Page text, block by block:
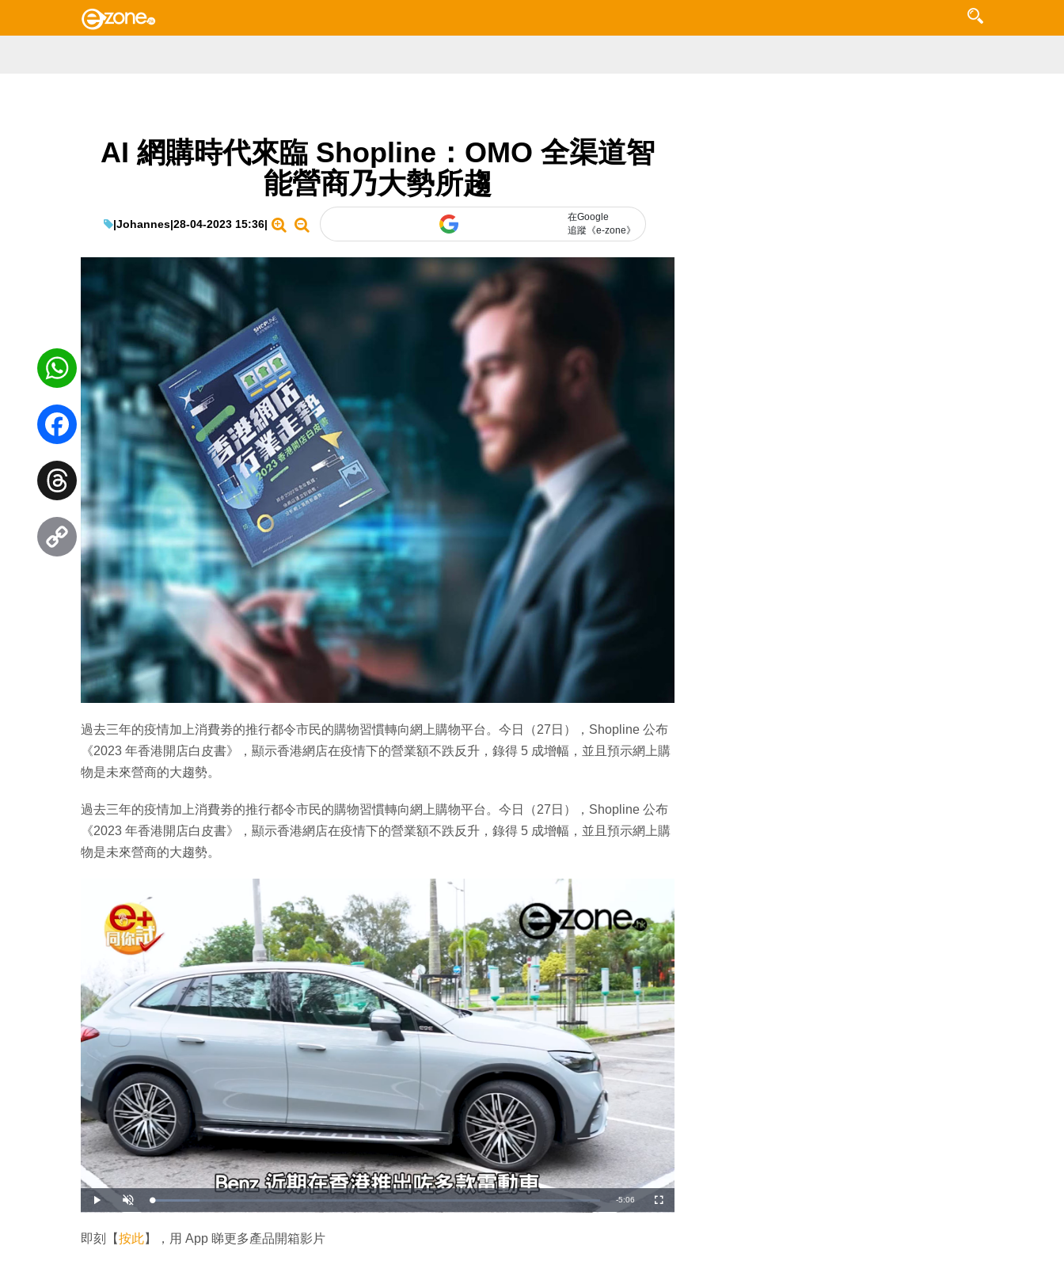
AI 網購時代來臨 Shopline：OMO 全渠道智
能營商乃大勢所趨
|Johannes|28-04-2023 15:36|
在Google
追蹤《e-zone》
過去三年的疫情加上消費劵的推行都令市民的購物習慣轉向網上購物平台。今日（27日），Shopline 公布
《2023 年香港開店白皮書》，顯示香港網店在疫情下的營業額不跌反升，錄得 5 成增幅，並且預示網上購
物是未來營商的大趨勢。
過去三年的疫情加上消費劵的推行都令市民的購物習慣轉向網上購物平台。今日（27日），Shopline 公布
《2023 年香港開店白皮書》，顯示香港網店在疫情下的營業額不跌反升，錄得 5 成增幅，並且預示網上購
物是未來營商的大趨勢。
播
放
開
啟
載
入
:
1
剩
-5:06
全
螢
即刻【按此】，用 App 睇更多產品開箱影片
WhatsApp
Facebook
Threads
Copy